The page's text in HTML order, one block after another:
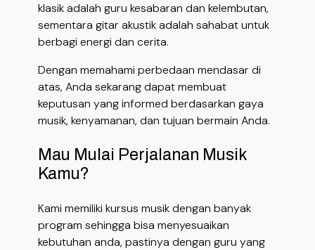
klasik adalah guru kesabaran dan kelembutan,
sementara gitar akustik adalah sahabat untuk
berbagi energi dan cerita.
Dengan memahami perbedaan mendasar di
atas, Anda sekarang dapat membuat
keputusan yang informed berdasarkan gaya
musik, kenyamanan, dan tujuan bermain Anda.
Mau Mulai Perjalanan Musik
Kamu?
Kami memiliki kursus musik dengan banyak
program sehingga bisa menyesuaikan
kebutuhan anda, pastinya dengan guru yang